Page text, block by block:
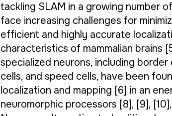
tackling SLAM in a growing number
face increasing challenges for
efficient and highly accurate
characteristics of mammalian brains
specialized neurons, including
cells, and speed cells, have been
localization and mapping [6] in an
neuromorphic processors [8], [9],